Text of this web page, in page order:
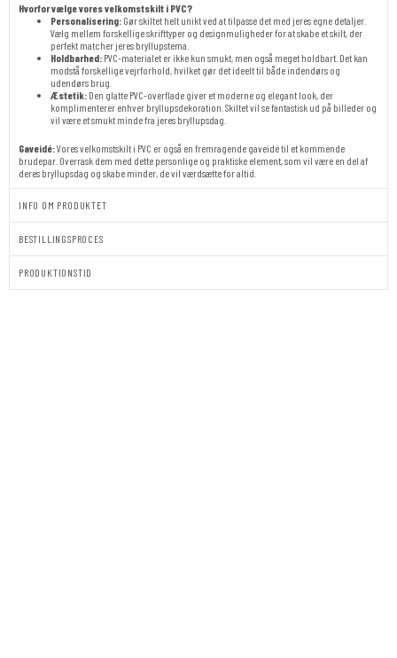
Hvorfor vælge vores velkomstskilt i PVC?
Personalisering: Gør skiltet helt unikt ved at tilpasse det med jeres egne detaljer.
Vælg mellem forskellige skrifttyper og designmuligheder for at skabe et skilt, der
perfekt matcher jeres bryllupstema.
Holdbarhed: PVC-materialet er ikke kun smukt, men også meget holdbart. Det kan
modstå forskellige vejrforhold, hvilket gør det ideelt til både indendørs og
udendørs brug.
Æstetik: Den glatte PVC-overflade giver et moderne og elegant look, der
komplimenterer enhver bryllupsdekoration. Skiltet vil se fantastisk ud på billeder og
vil være et smukt minde fra jeres bryllupsdag.
Gaveidé:Vores velkomstskilt i PVC er også en fremragende gaveidé til et kommende
brudepar. Overrask dem med dette personlige og praktiske element, som vil være en del af
deres bryllupsdag og skabe minder, de vil værdsætte for altid.
INFO OM PRODUKTET
BESTILLINGSPROCES
PRODUKTIONSTID